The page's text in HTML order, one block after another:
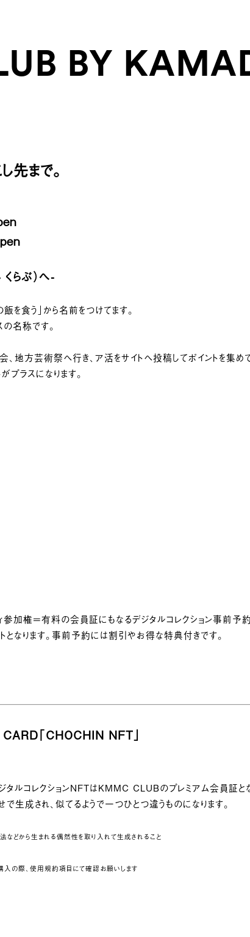
BY
先まで。
らぶ）へ-
を食う」から名前をつけてます。
名称です。
地方芸術祭へ行き、ア活をサイトへ投稿してポイントを集め
プラスになります。
参加権＝有料の会員証にもなるデジタルコレクション事前
なります。事前予約には割引やお得な特典付きです。
「CHOCHIN NFT」
タルコレクションNFTはKMMC CLUBのプレミアム会員証と
生成され、似てるようで一つひとつ違うものになります。
などから生まれる偶然性を取り入れて生成されること
の際、使用規約項目にて確認お願いします